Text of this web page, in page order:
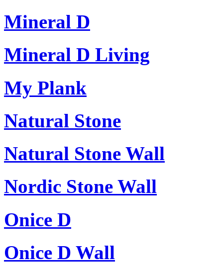
Mineral D
Mineral D Living
My Plank
Natural Stone
Natural Stone Wall
Nordic Stone Wall
Onice D
Onice D Wall